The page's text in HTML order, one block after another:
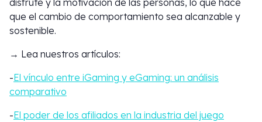
disfrute y la motivación de las personas, lo que hace
que el cambio de comportamiento sea alcanzable y
sostenible.
→ Lea nuestros artículos:
-El vínculo entre iGaming y eGaming: un análisis
comparativo
-El poder de los afiliados en la industria del juego